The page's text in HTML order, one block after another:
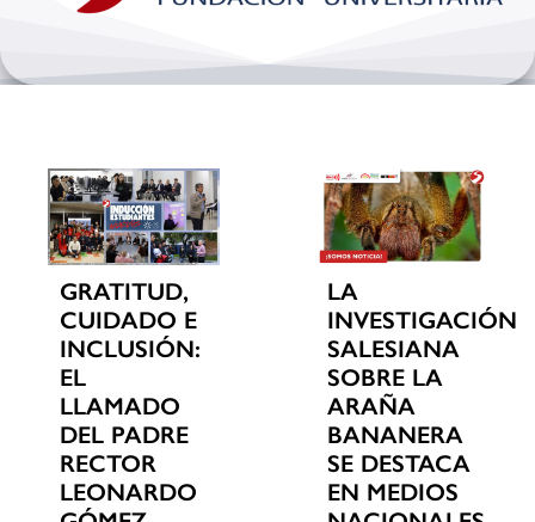
Investigación
Extension y desarrollo
GRATITUD,
CUIDADO E
INCLUSIÓN:
EL
LLAMADO
DEL PADRE
RECTOR
LEONARDO
LA
INVESTIGACIÓN
SALESIANA
SOBRE LA
ARAÑA
BANANERA
SE DESTACA
EN MEDIOS